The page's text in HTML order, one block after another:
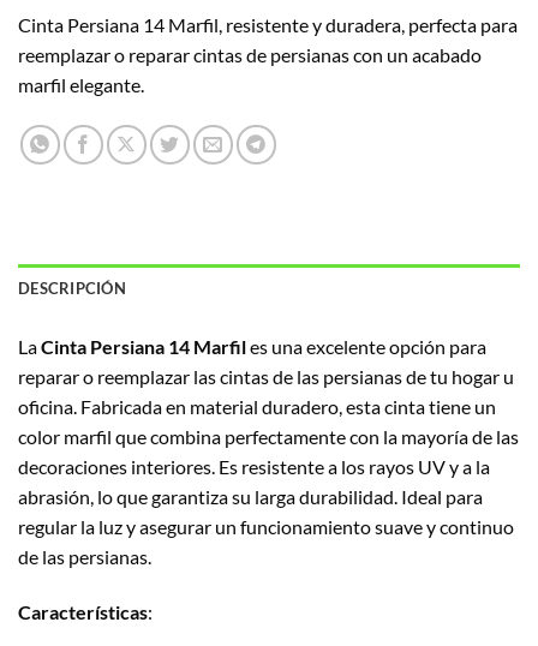
Cinta Persiana 14 Marfil, resistente y duradera, perfecta para
reemplazar o reparar cintas de persianas con un acabado
marfil elegante.
DESCRIPCIÓN
LaCinta Persiana 14 Marfiles una excelente opción para
reparar o reemplazar las cintas de las persianas de tu hogar u
oficina. Fabricada en material duradero, esta cinta tiene un
color marfil que combina perfectamente con la mayoría de las
decoraciones interiores. Es resistente a los rayos UV y a la
abrasión, lo que garantiza su larga durabilidad. Ideal para
regular la luz y asegurar un funcionamiento suave y continuo
de las persianas.
Características: